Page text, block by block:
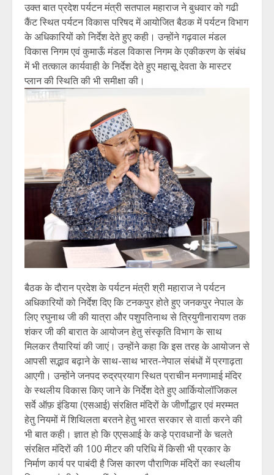
उक्त बात प्रदेश पर्यटन मंत्री सतपाल महाराज ने बुधवार को गढी
कैंट स्थित पर्यटन विकास परिषद में आयोजित बैठक में पर्यटन विभाग
के अधिकारियों को निर्देश देते हुए कही। उन्होंने गढ़वाल मंडल
विकास निगम एवं कुमाऊँ मंडल विकास निगम के एकीकरण के संबंध
में भी तत्काल कार्यवाही के निर्देश देते हुए महासू देवता के मास्टर
प्लान की स्थिति की भी समीक्षा की।
बैठक के दौरान प्रदेश के पर्यटन मंत्री श्री महाराज ने पर्यटन
अधिकारियों को निर्देश दिए कि टनकपुर होते हुए जनकपुर नेपाल के
लिए रघुनाथ जी की यात्रा और पशुपतिनाथ से त्रियुगीनारायण तक
शंकर जी की बारात के आयोजन हेतु संस्कृति विभाग के साथ
मिलकर तैयारियां की जाएं। उन्होंने कहा कि इस तरह के आयोजन से
आपसी सद्भाव बढ़ाने के साथ-साथ भारत-नेपाल संबंधों में प्रगाढ़ता
आएगी। उन्होंने जनपद रुद्रप्रयाग स्थित प्राचीन मनणामाई मंदिर
के स्थलीय विकास किए जाने के निर्देश देते हुए आर्कियोलॉजिकल
सर्वे ऑफ़ इंडिया (एसआई) संरक्षित मंदिरों के जीर्णोद्धार एवं मरम्मत
हेतु नियमों में शिथिलता बरतने हेतु भारत सरकार से वार्ता करने की
भी बात कही। ज्ञात हो कि एएसआई के कड़े प्रावधानों के चलते
संरक्षित मंदिरों की 100 मीटर की परिधि में किसी भी प्रकार के
निर्माण कार्य पर पाबंदी है जिस कारण पौराणिक मंदिरों का स्थलीय